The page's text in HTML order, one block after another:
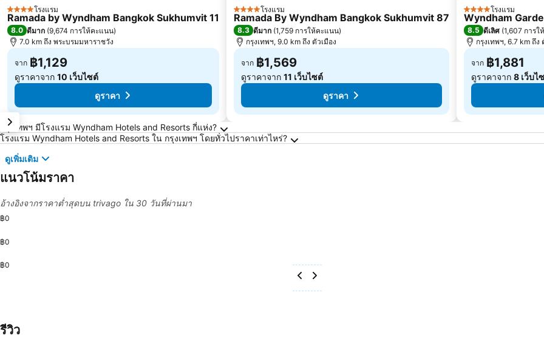
4 ดาว โรงแรม
Ramada by Wyndham Bangkok Sukhumvit 11
8.0 ดีมาก (9,674 การให้คะแนน)
7.0 km ถึง พระบรมมหาราชวัง
จาก ฿1,129
ดูราคาจาก 10 เว็บไซต์
ดูราคา
4 ดาว โรงแรม
Ramada By Wyndham Bangkok Sukhumvit 87
8.3 ดีมาก (1,759 การให้คะแนน)
กรุงเทพฯ, 9.0 km ถึง ตัวเมือง
จาก ฿1,569
ดูราคาจาก 11 เว็บไซต์
ดูราคา
4 ดาว โรงแรม
Wyndham
8.5 ดีเลิศ (1,607 การ
กรุงเทพฯ, 6.7 km ถึง
จาก ฿1,881
ดูราคาจาก 8 เว็บไ
คำถามที่พบบ่อยเกี่ยวกับ กรุงเทพฯ
กรุงเทพฯ มีโรงแรม Wyndham Hotels and Resorts กี่แห่ง?
โรงแรม Wyndham Hotels and Resorts ใน กรุงเทพฯ โดยทั่วไปราคาเท่าไหร่?
ดูเพิ่มเติม
แนวโน้มราคา
อ้างอิงจากราคาต่ำสุดบน trivago ใน 30 วันที่ผ่านมา
฿0
฿0
฿0
รีวิว